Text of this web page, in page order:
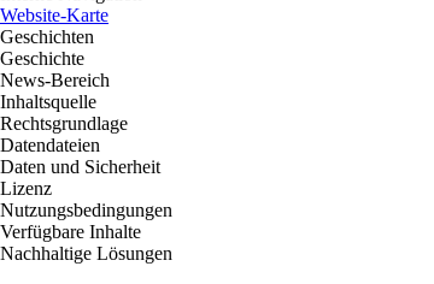
Website-Karte
Geschichten
Geschichte
News-Bereich
Inhaltsquelle
Rechtsgrundlage
Datendateien
Daten und Sicherheit
Lizenz
Nutzungsbedingungen
Verfügbare Inhalte
Nachhaltige Lösungen